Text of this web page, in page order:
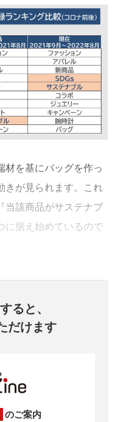
を基にバッグを作っ
きが見られます。これ
当該商品がサステナブ
に据え始めているので
すると、
だけます
のご案内